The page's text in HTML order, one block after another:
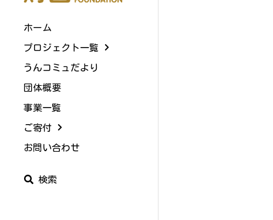
ホーム
プロジェクト一覧
うんコミュだより
団体概要
事業一覧
ご寄付
お問い合わせ
検索